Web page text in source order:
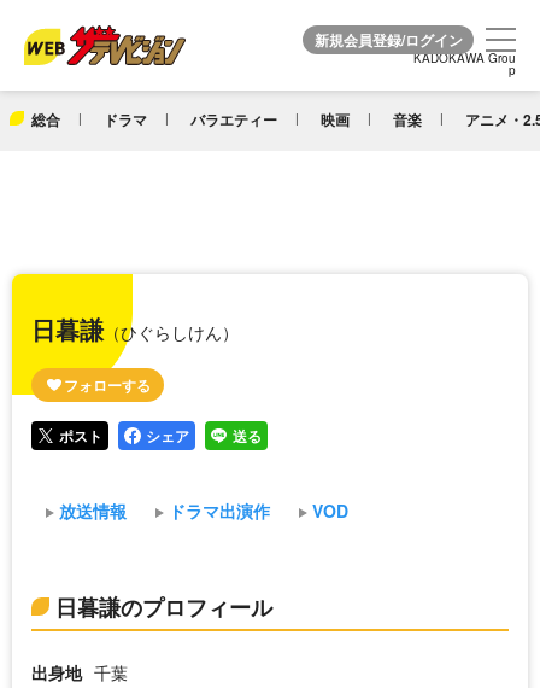
KADOKAWA Grou
p
総合 ドラマ バラエティー 映画 音楽 アニメ・
KADOKAWA Grou
p
日暮謙（ひぐらしけん）
ポスト シェア 送る
放送情報 ドラマ出演作 VOD
日暮謙のプロフィール
出身地 千葉